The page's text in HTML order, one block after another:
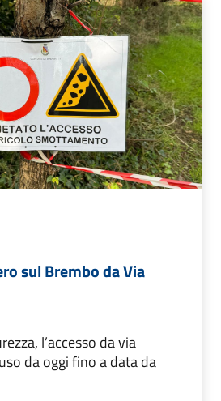
sul Brembo da Via
l’accesso da via
da oggi fino a data da